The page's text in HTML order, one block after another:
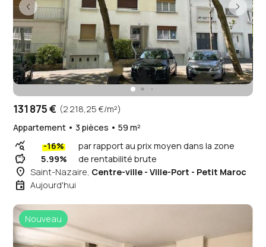
131 875 € (2 218,25 €/m²)
Appartement • 3 pièces • 59 m²
query_stats -16% par rapport au prix moyen dans la zone
savings 5.99% de rentabilité brute
place Saint-Nazaire, Centre-ville - Ville-Port - Petit Maroc
event Aujourd'hui
Nouveau